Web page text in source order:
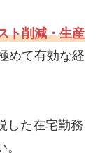
ト削減・生産
めて有効な経
した在宅勤務